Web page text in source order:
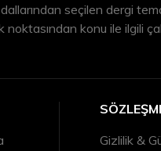
seçilen dergi
konu ile ilgili
Gizlilik &